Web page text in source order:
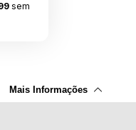
sem
Mais Informações